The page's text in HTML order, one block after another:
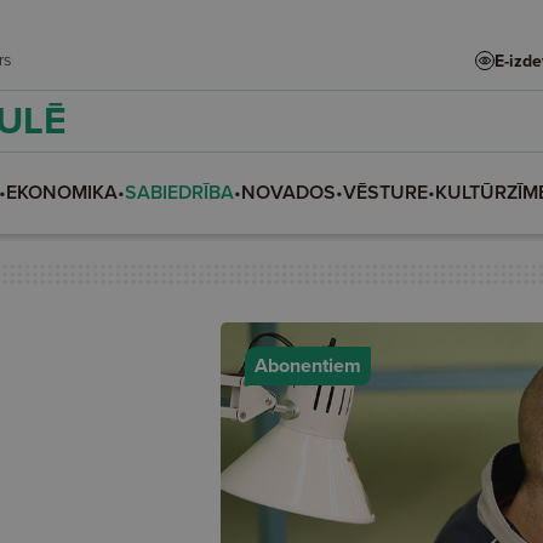
E-
•EKONOMIKA•SABIEDRĪBA•NOVADOS•VĒSTURE•
Abonentiem